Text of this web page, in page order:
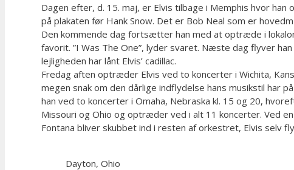
Dagen efter, d. 15. maj, er Elvis tilbage i Memphis hvor
på plakaten før Hank Snow. Det er Bob Neal som er
Den kommende dag fortsætter han med at optræde i
favorit. ”I Was The One”, lyder svaret. Næste dag flyver
lejligheden har lånt Elvis’ cadillac.
Fredag aften optræder Elvis ved to koncerter i Wichita,
megen snak om den dårlige indflydelse hans musikstil har
han ved to koncerter i Omaha, Nebraska kl. 15 og 20,
Missouri og Ohio og optræder ved i alt 11 koncerter. Ved
Fontana bliver skubbet ind i resten af orkestret, Elvis selv
Dayton, Ohio